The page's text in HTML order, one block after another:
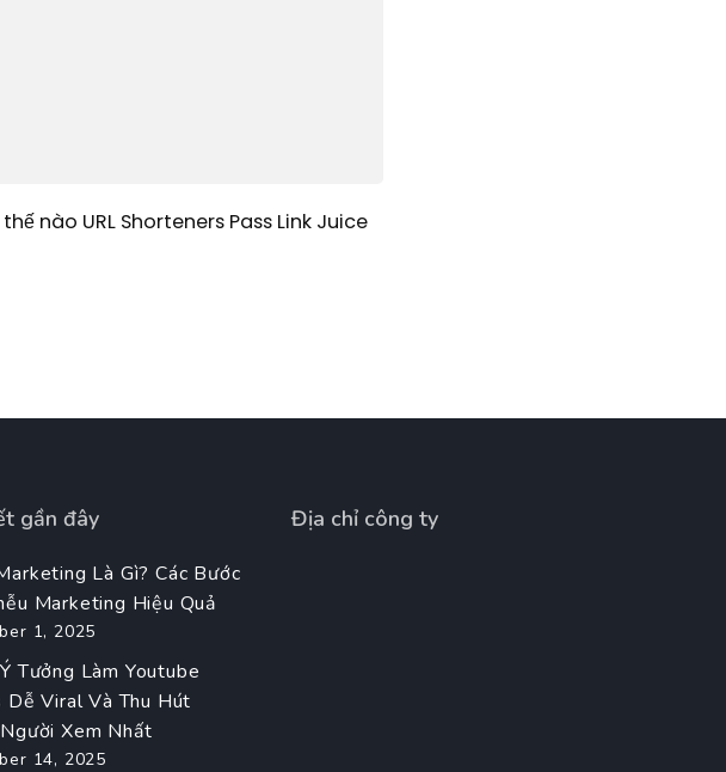
nào URL Shorteners Pass Link Juice
gần đây
Là Gì? Các Bước
Marketing Hiệu Quả
1, 2025
Tưởng Làm Youtube
Dễ Viral Và Thu Hút
Xem Nhất
14, 2025
Địa chỉ công ty